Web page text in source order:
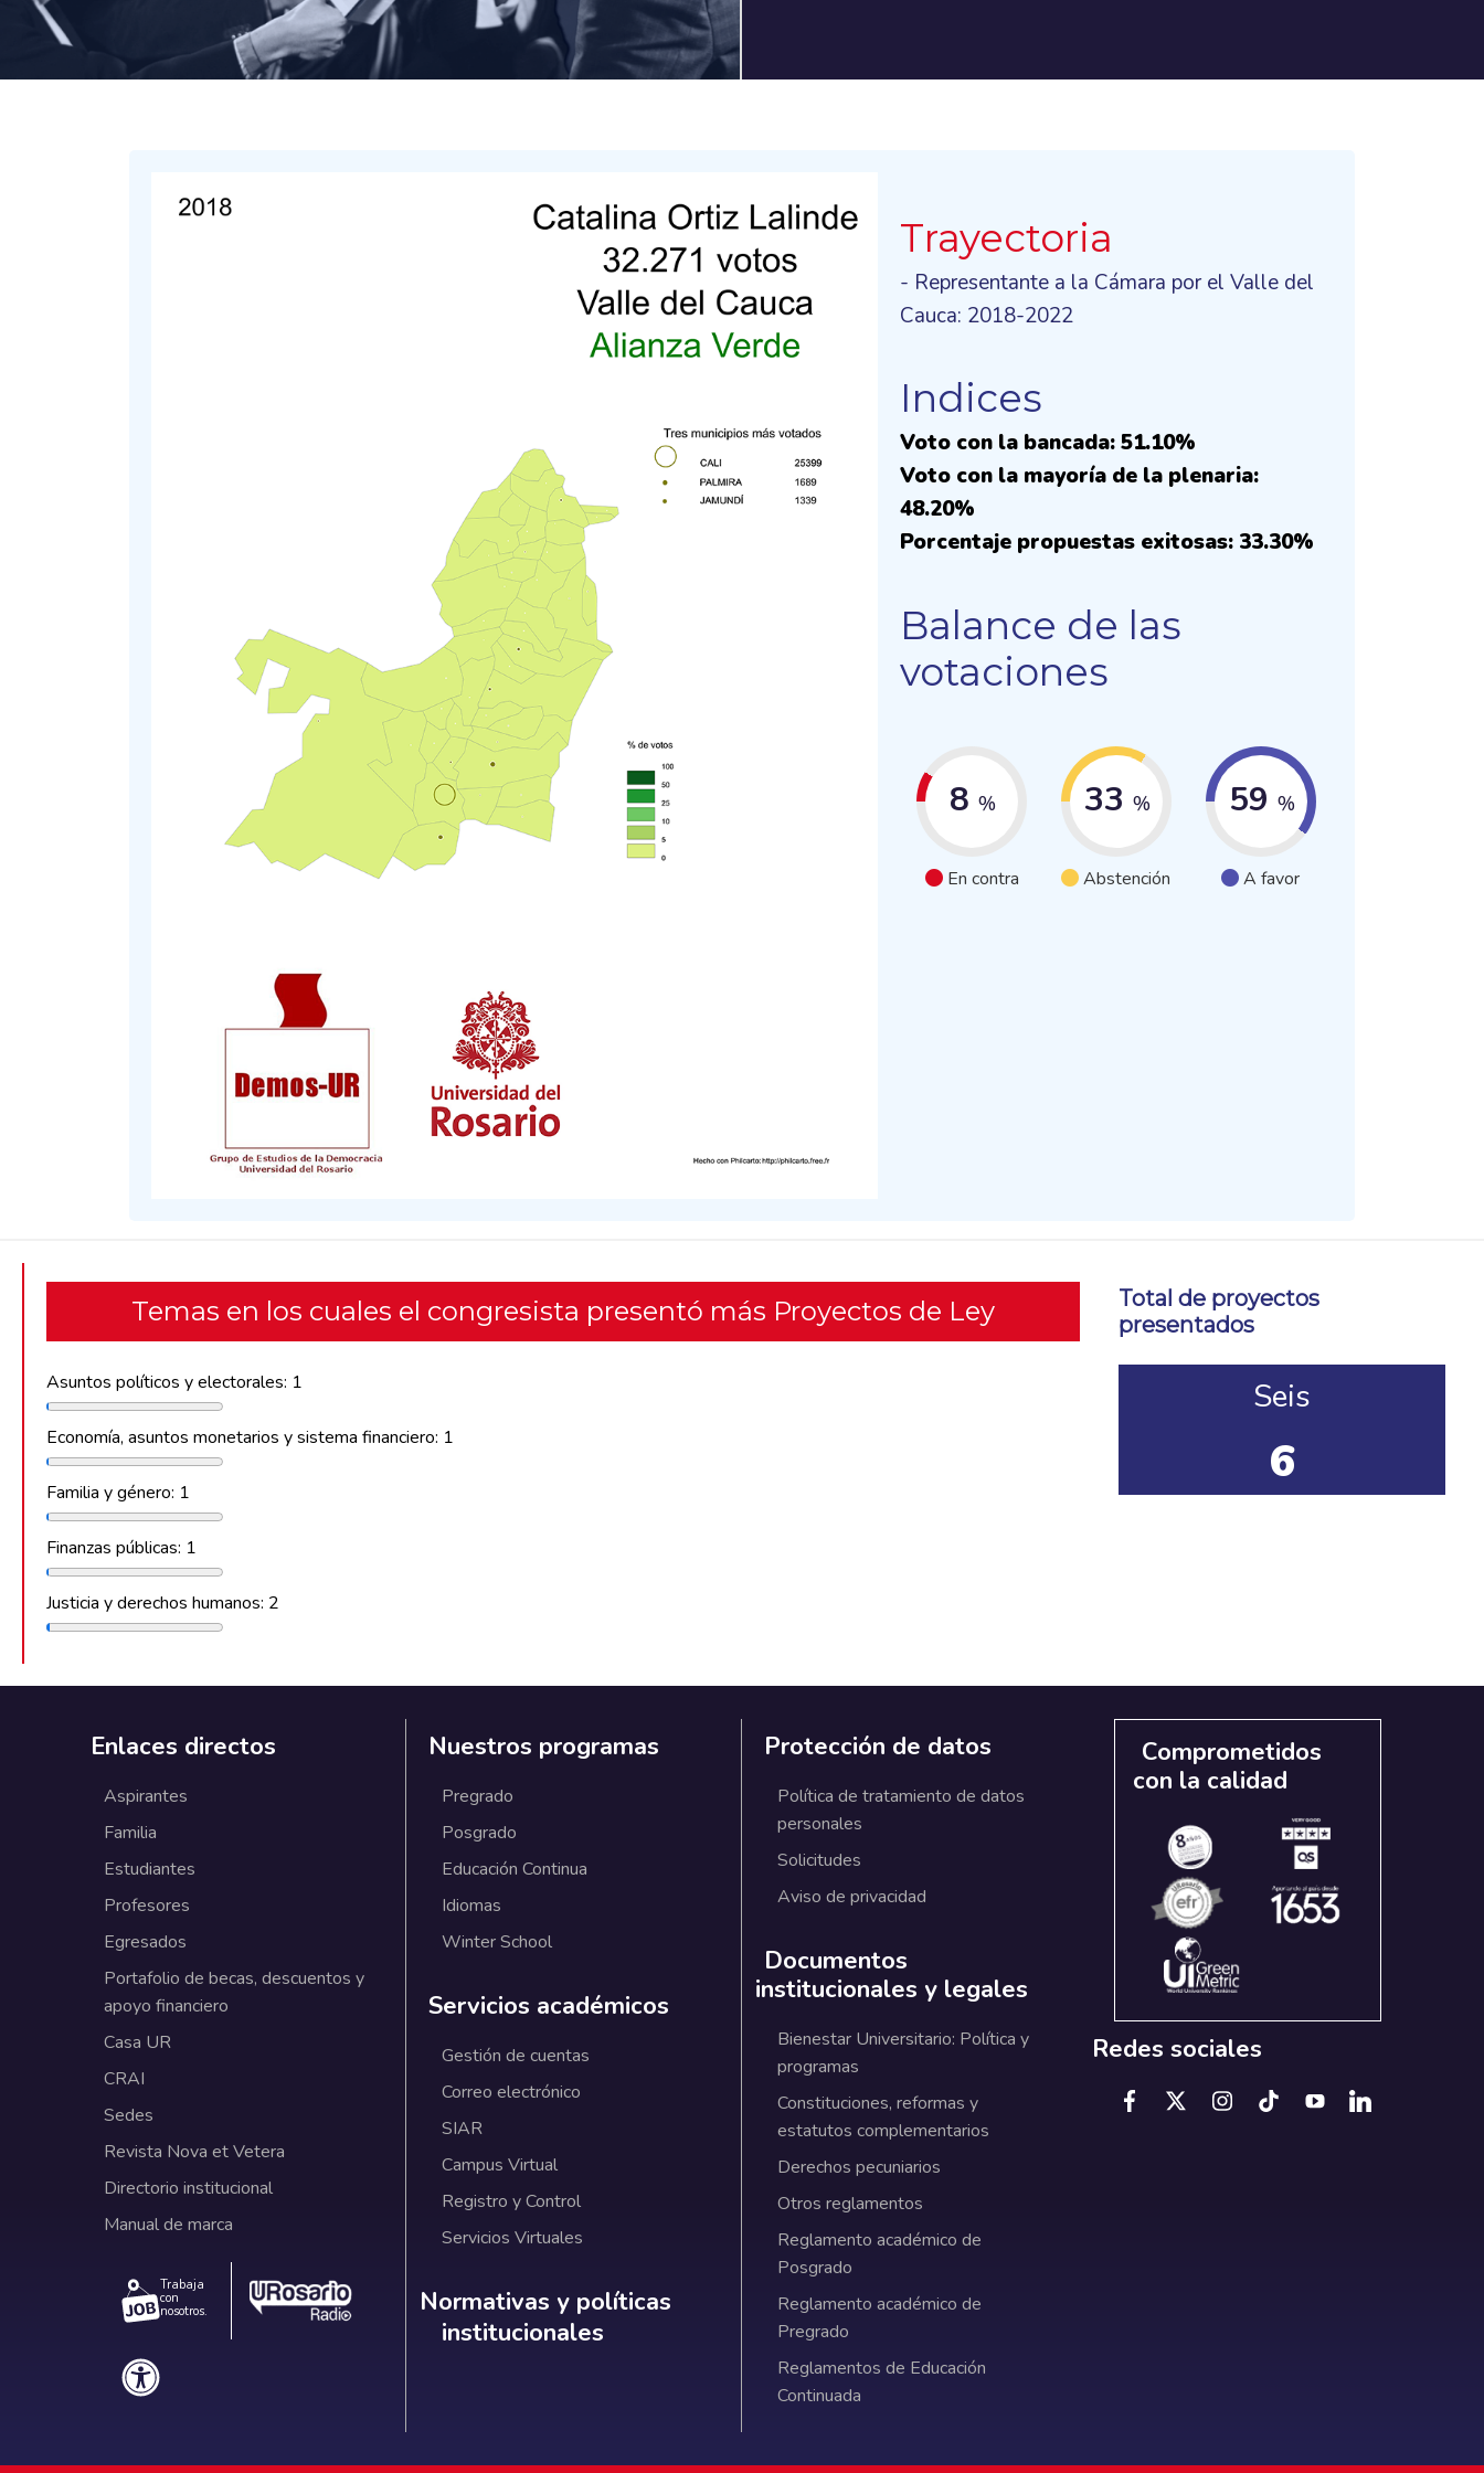
Trayectoria
- Representante a la Cámara por el Valle del
Cauca: 2018-2022
Indices
Voto con la bancada: 51.10%
Voto con la mayoría de la plenaria:
48.20%
Porcentaje propuestas exitosas: 33.30%
Balance de las
votaciones
8 %
En contra
33 %
Abstención
59 %
A favor
Temas en los cuales el congresista presentó más Proyectos de Ley
Asuntos políticos y electorales: 1
Economía, asuntos monetarios y sistema financiero: 1
Familia y género: 1
Finanzas públicas: 1
Justicia y derechos humanos: 2
Total de proyectos
presentados
Seis
6
Enlaces directos
Aspirantes
Familia
Estudiantes
Profesores
Egresados
Portafolio de becas, descuentos y
apoyo financiero
Casa UR
CRAI
Sedes
Revista Nova et Vetera
Directorio institucional
Manual de marca
Trabaja
con
nosotros.
Nuestros programas
Pregrado
Posgrado
Educación Continua
Idiomas
Winter School
Servicios académicos
Gestión de cuentas
Correo electrónico
SIAR
Campus Virtual
Registro y Control
Servicios Virtuales
Normativas y políticas institucionales
Normativas y políticas
institucionales
Protección de datos
Política de tratamiento de datos
personales
Solicitudes
Aviso de privacidad
Documentos
institucionales y legales
Bienestar Universitario: Política y
programas
Constituciones, reformas y
estatutos complementarios
Derechos pecuniarios
Otros reglamentos
Reglamento académico de
Posgrado
Reglamento académico de
Pregrado
Reglamentos de Educación
Continuada
Comprometidos
con la calidad
Redes sociales